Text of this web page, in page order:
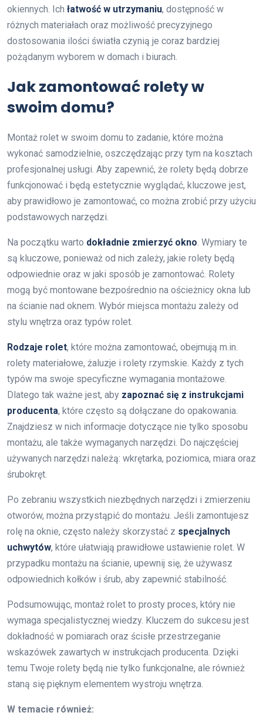
okiennych. Ich łatwość w utrzymaniu, dostępność w
różnych materiałach oraz możliwość precyzyjnego
dostosowania ilości światła czynią je coraz bardziej
pożądanym wyborem w domach i biurach.
Jak zamontować rolety w
swoim domu?
Montaż rolet w swoim domu to zadanie, które można
wykonać samodzielnie, oszczędzając przy tym na kosztach
profesjonalnej usługi. Aby zapewnić, że rolety będą dobrze
funkcjonować i będą estetycznie wyglądać, kluczowe jest,
aby prawidłowo je zamontować, co można zrobić przy użyciu
podstawowych narzędzi.
Na początku warto dokładnie zmierzyć okno. Wymiary te
są kluczowe, ponieważ od nich zależy, jakie rolety będą
odpowiednie oraz w jaki sposób je zamontować. Rolety
mogą być montowane bezpośrednio na ościeżnicy okna lub
na ścianie nad oknem. Wybór miejsca montażu zależy od
stylu wnętrza oraz typów rolet.
Rodzaje rolet, które można zamontować, obejmują m.in.
rolety materiałowe, żaluzje i rolety rzymskie. Każdy z tych
typów ma swoje specyficzne wymagania montażowe.
Dlatego tak ważne jest, aby zapoznać się z instrukcjami
producenta, które często są dołączane do opakowania.
Znajdziesz w nich informacje dotyczące nie tylko sposobu
montażu, ale także wymaganych narzędzi. Do najczęściej
używanych narzędzi należą: wkrętarka, poziomica, miara oraz
śrubokręt.
Po zebraniu wszystkich niezbędnych narzędzi i zmierzeniu
otworów, można przystąpić do montażu. Jeśli zamontujesz
rolę na oknie, często należy skorzystać z specjalnych
uchwytów, które ułatwiają prawidłowe ustawienie rolet. W
przypadku montażu na ścianie, upewnij się, że używasz
odpowiednich kołków i śrub, aby zapewnić stabilność.
Podsumowując, montaż rolet to prosty proces, który nie
wymaga specjalistycznej wiedzy. Kluczem do sukcesu jest
dokładność w pomiarach oraz ścisłe przestrzeganie
wskazówek zawartych w instrukcjach producenta. Dzięki
temu Twoje rolety będą nie tylko funkcjonalne, ale również
staną się pięknym elementem wystroju wnętrza.
W temacie również: